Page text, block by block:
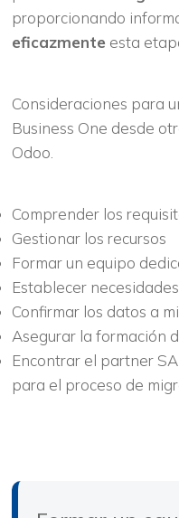
proporcionando
eficazmente esta
Consideraciones para
Business One desde
Odoo.
Comprender los
Gestionar los recursos
Formar un equipo
Establecer
Confirmar los datos a
Asegurar la formación
Encontrar el partner
para el proceso de